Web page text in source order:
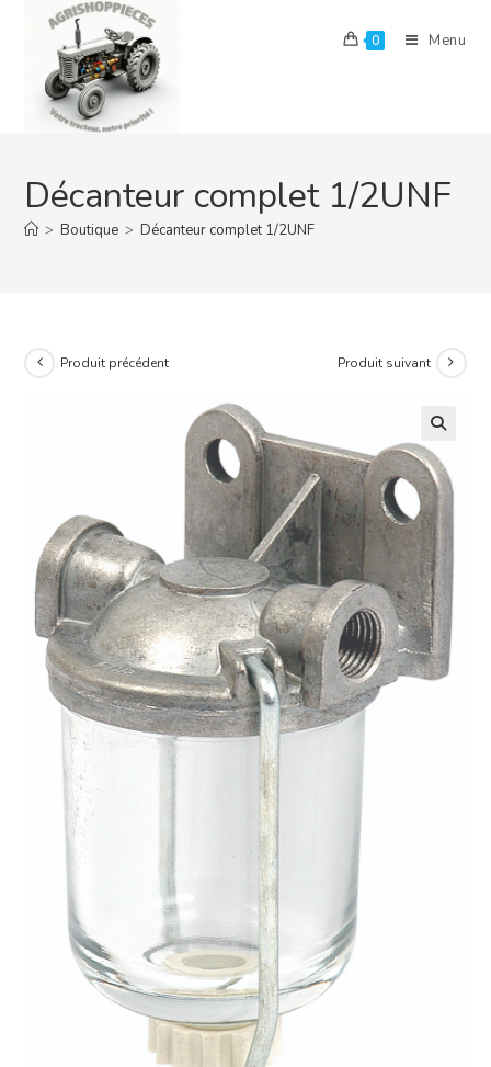
content
0 Menu
Décanteur complet 1/2UNF
> Boutique > Décanteur complet 1/2UNF
Produit précédent Produit suivant